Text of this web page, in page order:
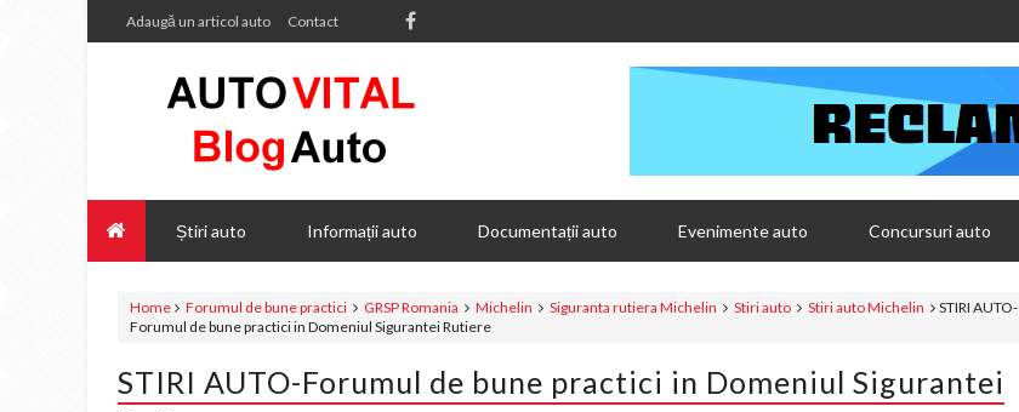
Adaugă un articol auto Contact
Știri auto Informații auto Documentații auto Evenimente auto Concursuri auto
Home Forumul de bune practici GRSP Romania Michelin Siguranta rutiera Michelin Stiri auto Stiri auto Michelin
STIRI AUTO-
Forumul de bune practici in Domeniul Sigurantei Rutiere
STIRI AUTO-Forumul de bune practici in Domeniul Sigurantei